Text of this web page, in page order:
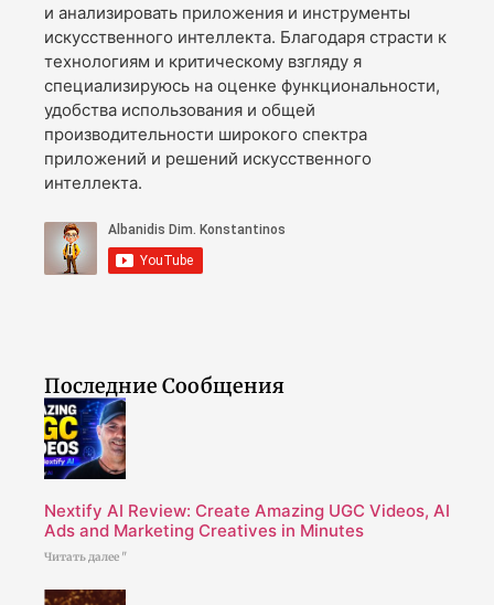
и анализировать приложения и инструменты
искусственного интеллекта. Благодаря страсти к
технологиям и критическому взгляду я
специализируюсь на оценке функциональности,
удобства использования и общей
производительности широкого спектра
приложений и решений искусственного
интеллекта.
Последние Сообщения
Nextify AI Review: Create Amazing UGC Videos, AI
Ads and Marketing Creatives in Minutes
Читать далее "